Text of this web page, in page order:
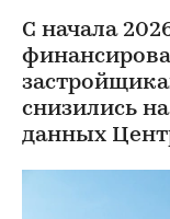
С начала
снизились
данных